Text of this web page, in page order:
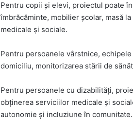
Pentru copii și elevi, proiectul poate
îmbrăcăminte, mobilier școlar, masă
medicale și sociale.
Pentru persoanele vârstnice,
domiciliu, monitorizarea stării de
Pentru persoanele cu dizabilități,
obținerea serviciilor medicale și
autonomie și incluziune în comunitate.